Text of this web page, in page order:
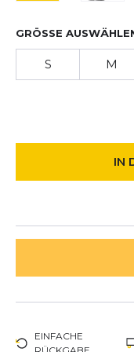
GRÖSSE AUSWÄHLEN
S M
IN
EINFACHE